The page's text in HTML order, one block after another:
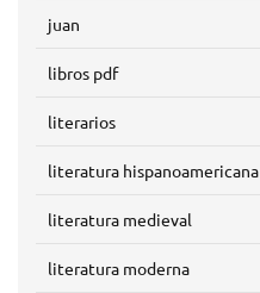
juan
libros pdf
literarios
literatura hispanoamericana
literatura medieval
literatura moderna